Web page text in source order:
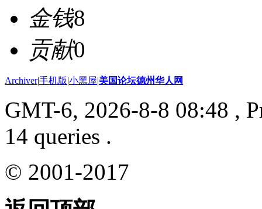
金钱8
贡献0
Archiver|手机版|小黑屋|美国论坛德州华人网
GMT-6, 2026-8-8 08:48 ,
14 queries .
© 2001-2017